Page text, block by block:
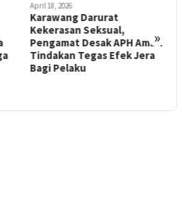
»
April 18, 2026
Karawang Darurat
Kekerasan Seksual,
Pengamat Desak APH Ambil
Tindakan Tegas Efek Jera
Bagi Pelaku